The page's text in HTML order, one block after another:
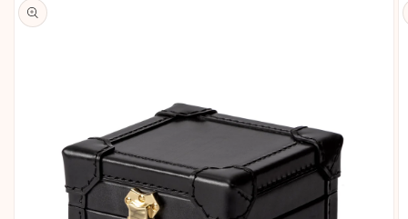
product
information